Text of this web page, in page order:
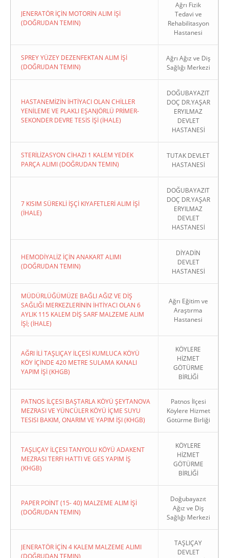
JENERATÖR İÇİN MOTORİN ALIM İŞİ
(DOĞRUDAN TEMIN)
Ağrı Fizik
Tedavi ve
Rehabilitasyon
Hastanesi
SPREY YÜZEY DEZENFEKTAN ALIM İŞİ
(DOĞRUDAN TEMIN)
Ağrı Ağız ve Diş
Sağlığı Merkezi
HASTANEMİZİN İHTİYACI OLAN CHİLLER
YENİLEME VE PLAKLI EŞANJÖRLÜ PRİMER-
SEKONDER DEVRE TESİS İŞİ (İHALE)
DOĞUBAYAZIT
DOÇ DR.YAŞAR
ERYILMAZ
DEVLET
HASTANESİ
STERİLİZASYON CİHAZI 1 KALEM YEDEK
PARÇA ALIMI (DOĞRUDAN TEMIN)
TUTAK DEVLET
HASTANESİ
7 KISIM SÜREKLİ İŞÇİ KIYAFETLERİ ALIM İŞİ
(İHALE)
DOĞUBAYAZIT
DOÇ DR.YAŞAR
ERYILMAZ
DEVLET
HASTANESİ
HEMODİYALİZ İÇİN ANAKART ALIMI
(DOĞRUDAN TEMIN)
DİYADİN
DEVLET
HASTANESİ
MÜDÜRLÜĞÜMÜZE BAĞLI AĞIZ VE DİŞ
SAĞLIĞI MERKEZLERİNİN İHTİYACI OLAN 6
AYLIK 115 KALEM DİŞ SARF MALZEME ALIM
İŞİ; (İHALE)
Ağrı Eğitim ve
Araştırma
Hastanesi
AĞRI İLİ TAŞLIÇAY İLÇESİ KUMLUCA KÖYÜ
KÖY İÇİNDE 420 METRE SULAMA KANALI
YAPIM İŞİ (KHGB)
KÖYLERE
HİZMET
GÖTÜRME
BİRLİĞİ
PATNOS İLÇESI BAŞTARLA KÖYÜ ŞEYTANOVA
MEZRASI VE YÜNCÜLER KÖYÜ İÇME SUYU
TESISI BAKIM, ONARIM VE YAPIM İŞI (KHGB)
Patnos İlçesi
Köylere Hizmet
Götürme Birliği
TAŞLIÇAY İLÇESI TANYOLU KÖYÜ ADAKENT
MEZRASI TERFI HATTI VE GES YAPIM İŞ
(KHGB)
KÖYLERE
HİZMET
GÖTÜRME
BİRLİĞİ
PAPER POİNT (15- 40) MALZEME ALIM İŞİ
(DOĞRUDAN TEMIN)
Doğubayazıt
Ağız ve Diş
Sağlığı Merkezi
JENERATÖR İÇİN 4 KALEM MALZEME ALIMI
(DOĞRUDAN TEMIN)
TAŞLIÇAY
DEVLET